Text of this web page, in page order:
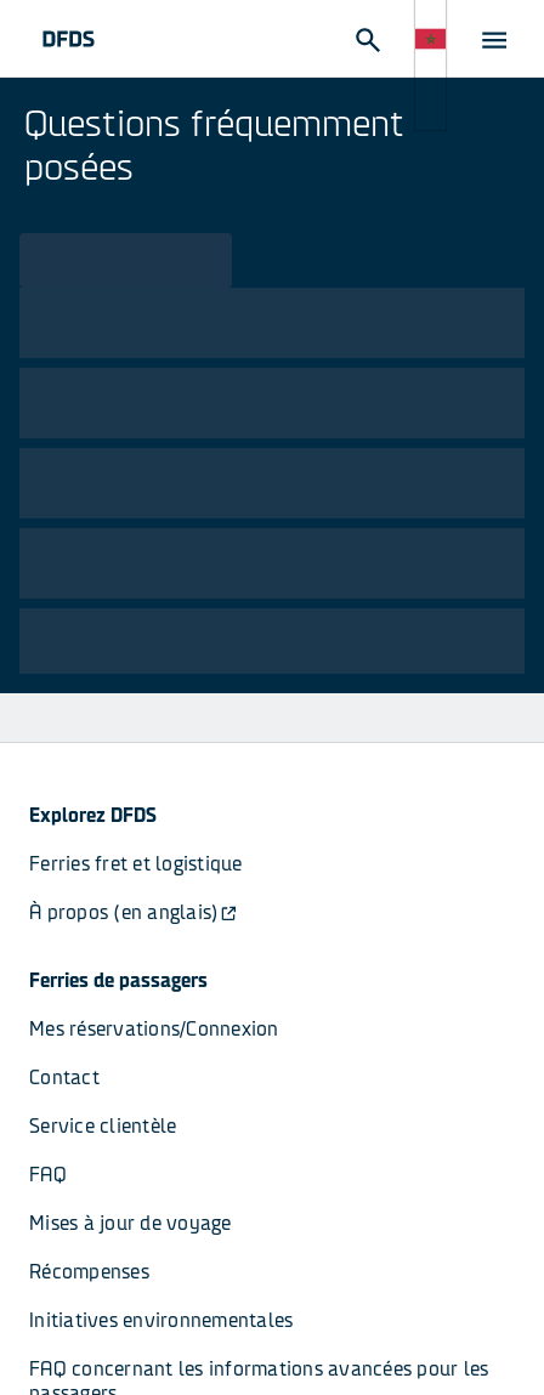
Questions fréquemment
posées
Explorez DFDS
Ferries fret et logistique
À propos (en anglais)
Ferries de passagers
Mes réservations/Connexion
Contact
Service clientèle
FAQ
Mises à jour de voyage
Récompenses
Initiatives environnementales
FAQ concernant les informations avancées pour les